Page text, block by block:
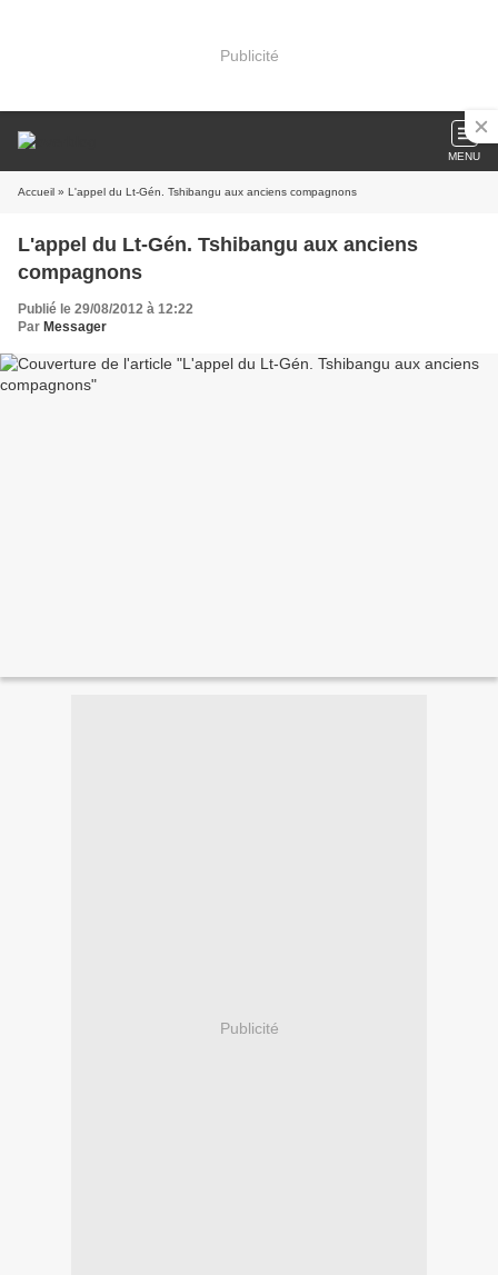
Publicité
MENU
Accueil » L'appel du Lt-Gén. Tshibangu aux anciens compagnons
L'appel du Lt-Gén. Tshibangu aux anciens
compagnons
Publié le 29/08/2012 à 12:22
Par Messager
Publicité